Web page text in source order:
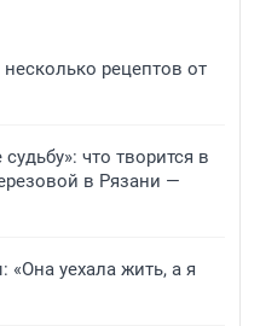
рецептов от
что творится в
в Рязани —
уехала жить, а я